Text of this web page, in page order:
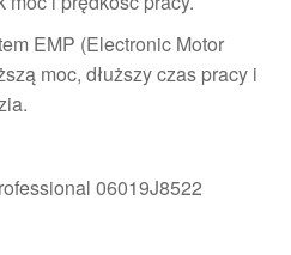
EMP (Electronic Motor
moc, dłuższy czas pracy i
06019J8522